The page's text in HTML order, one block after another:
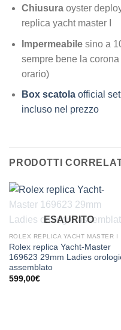
Chiusuraoyster
replica yacht master I
Impermeabilesino a
sempre bene la
orario)
Box scatolaofficial
incluso nel prezzo
PRODOTTI
ESAURITO
ROLEX REPLICA YACHT MASTER I
Rolex replica Yacht-Master
169623 29mm Ladies
assemblato
599,00€